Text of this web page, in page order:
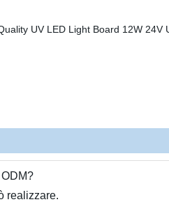
realizzare.